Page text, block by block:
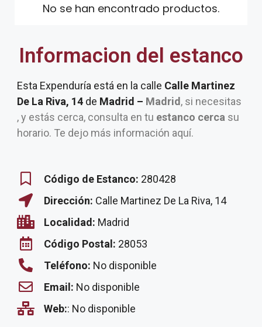
No se han encontrado productos.
Informacion del estanco
Esta Expenduría está en la calle Calle Martinez
De La Riva, 14 de Madrid – Madrid , si necesitas
, y estás cerca, consulta en tu estanco cerca su
horario. Te dejo más información aquí.
Código de Estanco: 280428
Dirección: Calle Martinez De La Riva, 14
Localidad: Madrid
Código Postal: 28053
Teléfono: No disponible
Email: No disponible
Web:: No disponible